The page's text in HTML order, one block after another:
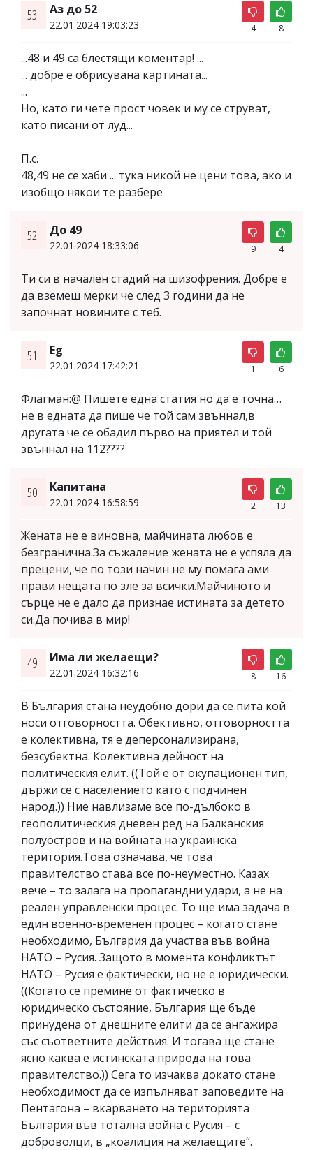
53. Аз до 52
22.01.2024 19:03:23 4 8
...48 и 49 са блестящи коментар! ...
... добре е обрисувана картината...
...
Но, като ги чете прост човек и му се струват,
като писани от луд...
П.с.
48,49 не се хаби ... тука никой не цени това, ако и
изобщо някои те разбере
52. До 49
22.01.2024 18:33:06 9 4
Ти си в начален стадий на шизофрения. Добре е
да вземеш мерки че след 3 години да не
започнат новините с теб.
51. Eg
22.01.2024 17:42:21 1 6
Флагман:@ Пишете една статия но да е точна…
не в едната да пише че той сам звъннал,в
другата че се обадил първо на приятел и той
звъннал на 112????
50. Капитана
22.01.2024 16:58:59 2 13
Жената не е виновна, майчината любов е
безгранична.За съжаление жената не е успяла да
прецени, че по този начин не му помага ами
прави нещата по зле за всички.Майчиното и
сърце не е дало да признае истината за детето
си.Да почива в мир!
49. Има ли желаещи?
22.01.2024 16:32:16 8 16
В България стана неудобно дори да се пита кой
носи отговорността. Обективно, отговорността
е колективна, тя е деперсонализирана,
безсубектна. Колективна дейност на
политическия елит. ((Той е от окупационен тип,
държи се с населението като с подчинен
народ.)) Ние навлизаме все по-дълбоко в
геополитическия дневен ред на Балканския
полуостров и на войната на украинска
територия.Това означава, че това
правителство става все по-неуместно. Казах
вече – то залага на пропагандни удари, а не на
реален управленски процес. То ще има задача в
един военно-временен процес – когато стане
необходимо, България да участва във война
НАТО – Русия. Защото в момента конфликтът
НАТО – Русия е фактически, но не е юридически.
((Когато се премине от фактическо в
юридическо състояние, България ще бъде
принудена от днешните елити да се ангажира
със съответните действия. И тогава ще стане
ясно каква е истинската природа на това
правителство.)) Сега то изчаква докато стане
необходимост да се изпълняват заповедите на
Пентагона – вкарването на територията
България във тотална война с Русия – с
доброволци, в „коалиция на желаещите“.